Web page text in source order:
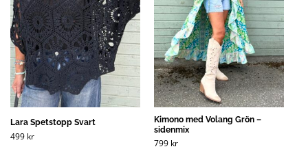
Lara Spetstopp Svart
499 kr
Kimono med Volang Grön –
sidenmix
799 kr